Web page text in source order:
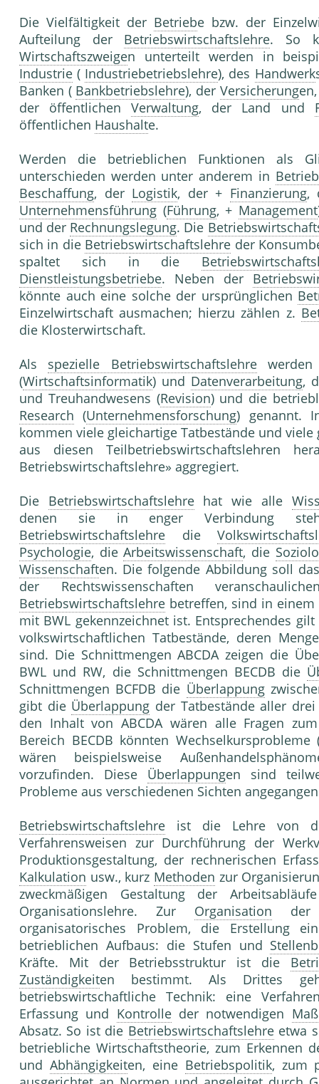
Die Vielfältigkeit der Betriebe bzw. der
Aufteilung der Betriebswirtschaftslehre. So
Wirtschaftszweigen unterteilt werden in
Industrie ( Industriebetriebslehre), des Handwerk
Banken ( Bankbetriebslehre), der Versicherung
der öffentlichenVerwaltung, der Land und
öffentlichen Haushalte.
Werden die betrieblichen Funktionen als
unterschieden werden unter anderem in
Beschaffung, der Logistik, der + Finanzierung,
Unternehmensführung (Führung, + Management
und der Rechnungslegung. Die
sich in die Betriebswirtschaftslehre der
spaltet sich in die
Dienstleistungsbetriebe. Neben der
könnte auch eine solche der ursprünglichen
Einzelwirtschaft ausmachen; hierzu zählen z.
die Klosterwirtschaft.
Als spezielle Betriebswirtschaftslehrewerden
(Wirtschaftsinformatik) und Datenverarbeitung,
und Treuhandwesens (Revision) und die
Research (Unternehmensforschung) genannt.
kommen viele gleichartige Tatbestände und
aus diesen Teilbetriebswirtschaftslehren
Betriebswirtschaftslehre» aggregiert.
Die Betriebswirtschaftslehrehat wie alle
denen sie in enger Verbindung
Betriebswirtschaftslehre die
Psychologie, dieArbeitswissenschaft, die
Wissenschaften. Die folgende Abbildung soll
der Rechtswissenschaften
Betriebswirtschaftslehre betreffen, sind in einem
mit BWL gekennzeichnet ist. Entsprechendes
volkswirtschaftlichen Tatbestände, deren
sind. Die Schnittmengen ABCDA zeigen die
BWL und RW, die Schnittmengen BECDB die
Schnittmengen BCFDB die Überlappung
gibt die Überlappung der Tatbestände aller
den Inhalt von ABCDA wären alle Fragen
Bereich BECDB könnten Wechselkursprobleme
wären beispielsweise
vorzufinden. Diese Überlappungen sind
Probleme aus verschiedenen Sichten
Betriebswirtschaftslehre ist die Lehre von
Verfahrensweisen zur Durchführung der
Produktionsgestaltung, der rechnerischen
Kalkulation usw., kurz Methoden zur
zweckmäßigen Gestaltung der
Organisationslehre. Zur Organisation der
organisatorisches Problem, die Erstellung
betrieblichen Aufbaus: die Stufen und
Kräfte. Mit der Betriebsstruktur ist die
Zuständigkeiten bestimmt. Als Drittes
betriebswirtschaftliche Technik: eine
Erfassung und Kontrolleder notwendigen
Absatz. So ist die Betriebswirtschaftslehreetwa
betriebliche Wirtschaftstheorie, zum Erkennen
und Abhängigkeiten, eine Betriebspolitik, zum